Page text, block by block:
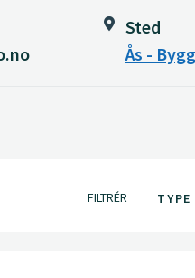
Sted
Ås -
FILTRÉR TYPE